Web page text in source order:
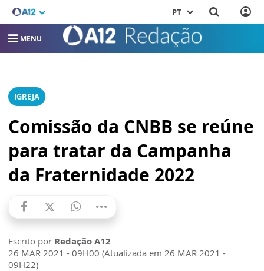
PT
MENU
IGREJA
Comissão da CNBB se reúne
para tratar da Campanha
da Fraternidade 2022
Escrito por Redação A12
26 MAR 2021 - 09H00 (Atualizada em 26 MAR 2021 -
09H22)